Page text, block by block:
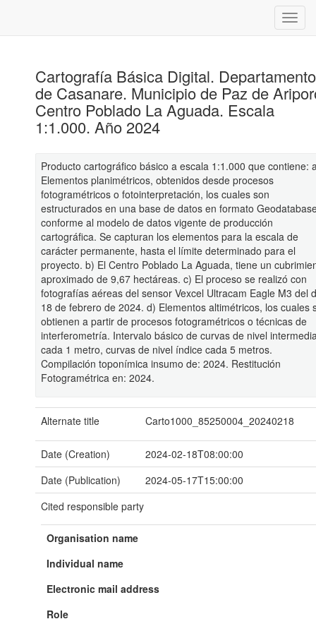
Cartografía Básica Digital. Departamento
de Casanare. Municipio de Paz de
Centro Poblado La Aguada. Escala
1:1.000. Año 2024
Producto cartográfico básico a escala 1:1.000 que contiene:
Elementos planimétricos, obtenidos desde procesos
fotogramétricos o fotointerpretación, los cuales son
estructurados en una base de datos en formato
conforme al modelo de datos vigente de producción
cartográfica. Se capturan los elementos para la escala de
carácter permanente, hasta el límite determinado para el
proyecto. b) El Centro Poblado La Aguada, tiene un
aproximado de 9,67 hectáreas. c) El proceso se realizó con
fotografías aéreas del sensor Vexcel Ultracam Eagle M3 del
18 de febrero de 2024. d) Elementos altimétricos, los cuales
obtienen a partir de procesos fotogramétricos o técnicas de
interferometría. Intervalo básico de curvas de nivel
cada 1 metro, curvas de nivel índice cada 5 metros.
Compilación toponímica insumo de: 2024. Restitución
Fotogramétrica en: 2024.
Alternate title Carto1000_85250004_20240218
Date (Creation)
2024-02-18T08:00:00
Date (Publication)
2024-05-17T15:00:00
Cited responsible party
Organisation name
Individual name
Electronic mail address
Role